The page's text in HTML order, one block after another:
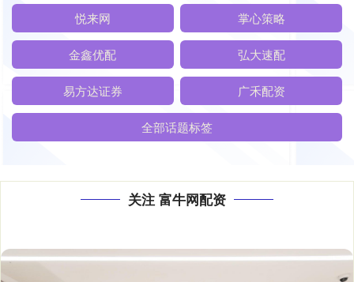
悦来网 掌心策略
金鑫优配 弘大速配
易方达证券 广禾配资
全部话题标签
关注 富牛网配资